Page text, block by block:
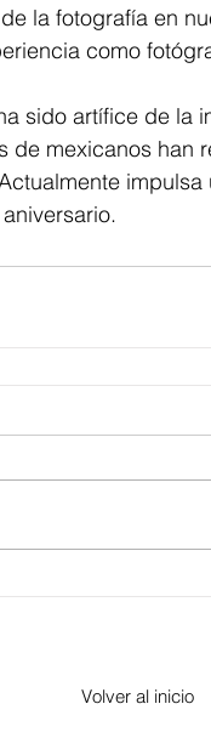
la fotografía en
como
sido artífice de la
de mexicanos han
Volver al inicio